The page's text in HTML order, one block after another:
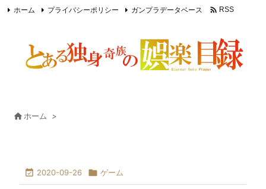
ホーム プライバシーポリシー ガンプラデータベース  RSS
ホーム >
 2020-09-26  ゲーム